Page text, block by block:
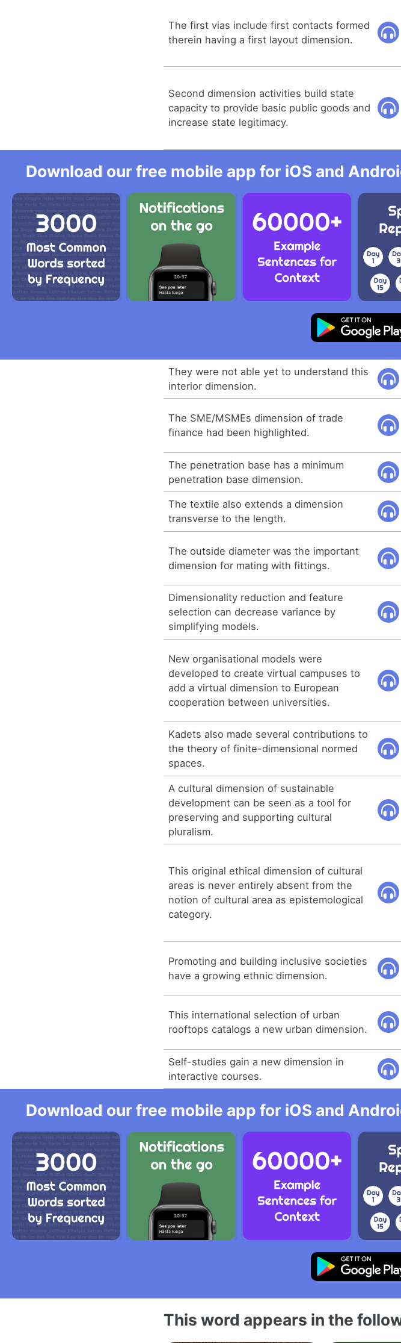
The first vias include first contacts formed
therein having a first layout dimension.
Second dimension activities build state
capacity to provide basic public goods and
increase state legitimacy.
Download our free mobile app for iOS and
They were not able yet to understand this
interior dimension.
The SME/MSMEs dimension of trade
finance had been highlighted.
The penetration base has a minimum
penetration base dimension.
The textile also extends a dimension
transverse to the length.
The outside diameter was the important
dimension for mating with fittings.
Dimensionality reduction and feature
selection can decrease variance by
simplifying models.
New organisational models were
developed to create virtual campuses to
add a virtual dimension to European
cooperation between universities.
Kadets also made several contributions to
the theory of finite-dimensional normed
spaces.
A cultural dimension of sustainable
development can be seen as a tool for
preserving and supporting cultural
pluralism.
This original ethical dimension of cultural
areas is never entirely absent from the
notion of cultural area as epistemological
category.
Promoting and building inclusive societies
have a growing ethnic dimension.
This international selection of urban
rooftops catalogs a new urban dimension.
Self-studies gain a new dimension in
interactive courses.
Download our free mobile app for iOS and
This word appears in the